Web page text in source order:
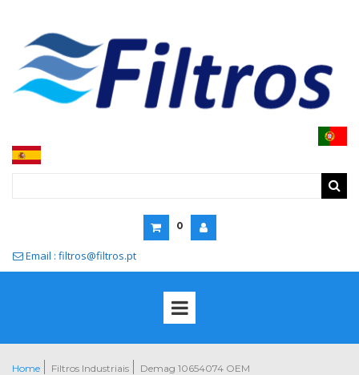
0
 Email : filtros@filtros.pt
Home Filtros Industriais Demag 10654074 OEM